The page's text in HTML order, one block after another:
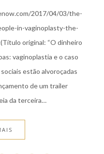
2017/04/03/the-
in-vaginoplasty-the-
original: “O dinheiro
vaginoplastia e o caso
estão alvoroçadas
de um trailer
da terceira…